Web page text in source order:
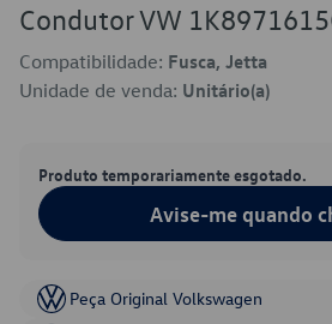
Condutor VW
Compatibilidade: Fusca, Jetta
Unidade de venda: Unitário(a)
Produto temporariamente esgotado.
Avise-me quando
Peça Original Volkswagen